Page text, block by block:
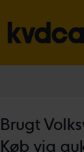
Brugt
Køb via